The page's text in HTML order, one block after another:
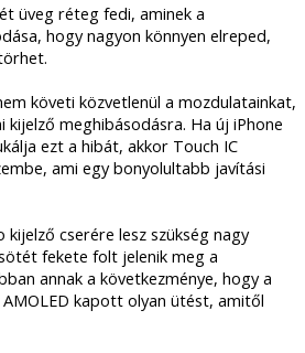
üveg réteg fedi, aminek a
hogy nagyon könnyen elreped,
követi közvetlenül a mozdulatainkat,
kijelző meghibásodásra. Ha új iPhone
ezt a hibát, akkor Touch IC
ami egy bonyolultabb javítási
kijelző cserére lesz szükség nagy
fekete folt jelenik meg a
annak a következménye, hogy a
kapott olyan ütést, amitől